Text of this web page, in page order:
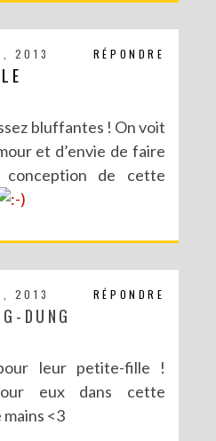
RÉPONDRE
2013
bluffantes ! On voit
et d’envie de faire
de cette
RÉPONDRE
2013
DUNG
leur petite-fille !
eux dans cette
<3